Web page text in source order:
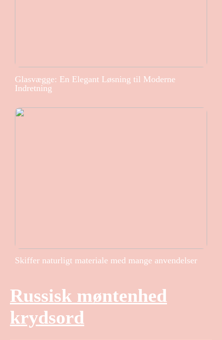
Glasvægge: En Elegant Løsning til Moderne
Indretning
Skiffer naturligt materiale med mange anvendelser
Russisk møntenhed
krydsord